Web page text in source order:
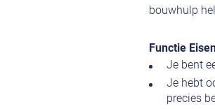
bouwhulp
Functie
Je bent
Je hebt
precies